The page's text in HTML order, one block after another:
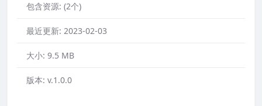
包含资源: (2个)
最近更新: 2023-02-03
大小: 9.5 MB
版本: v.1.0.0